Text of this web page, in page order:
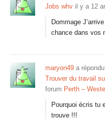
Jobs whv il y a 12
Dommage
chance dans vos
maryon49 a
Trouver du travail
forum Perth –
Pourquoi écris tu
trouve !!!